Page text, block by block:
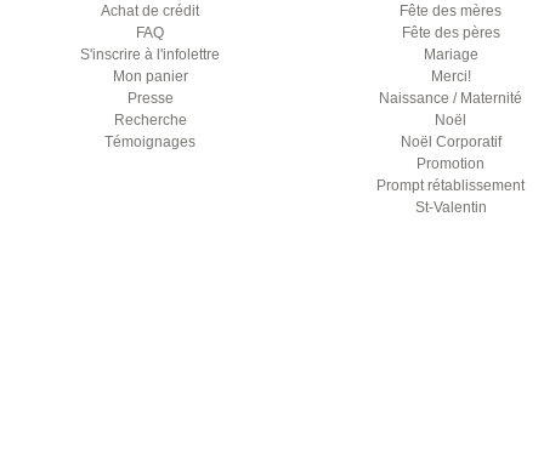
Achat de crédit
FAQ
S'inscrire à l'infolettre
Mon panier
Presse
Recherche
Témoignages
Fête des mères
Fête des pères
Mariage
Merci!
Naissance / Maternité
Noël
Noël Corporatif
Promotion
Prompt rétablissement
St-Valentin